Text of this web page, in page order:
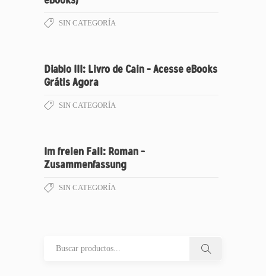
SIN CATEGORÍA
Diablo III: Livro de Cain – Acesse eBooks
Grátis Agora
SIN CATEGORÍA
Im freien Fall: Roman –
Zusammenfassung
SIN CATEGORÍA